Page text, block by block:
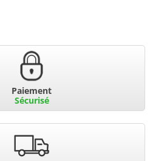
Paiement
Sécurisé